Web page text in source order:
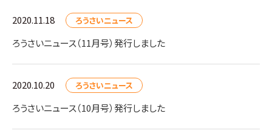
2020.11.18 ろうさいニュース
ろうさいニュース（11月号）発行しました
2020.10.20 ろうさいニュース
ろうさいニュース（10月号）発行しました